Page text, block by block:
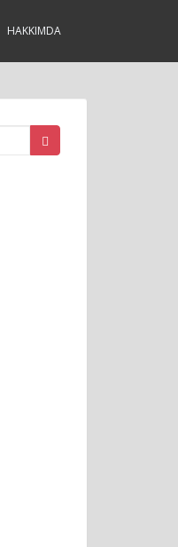
HAKKIMDA